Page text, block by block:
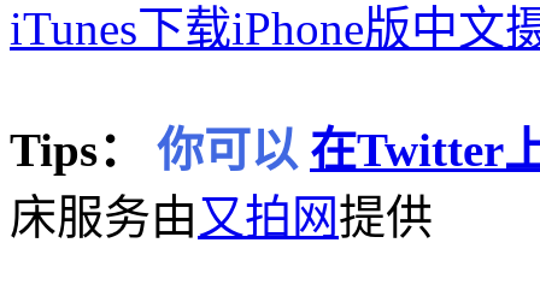
iTunes下载iPhone版中文
Tips： 你可以 在Twitter
床服务由又拍网提供